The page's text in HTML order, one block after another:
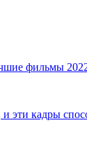
фильмы
эти кадры